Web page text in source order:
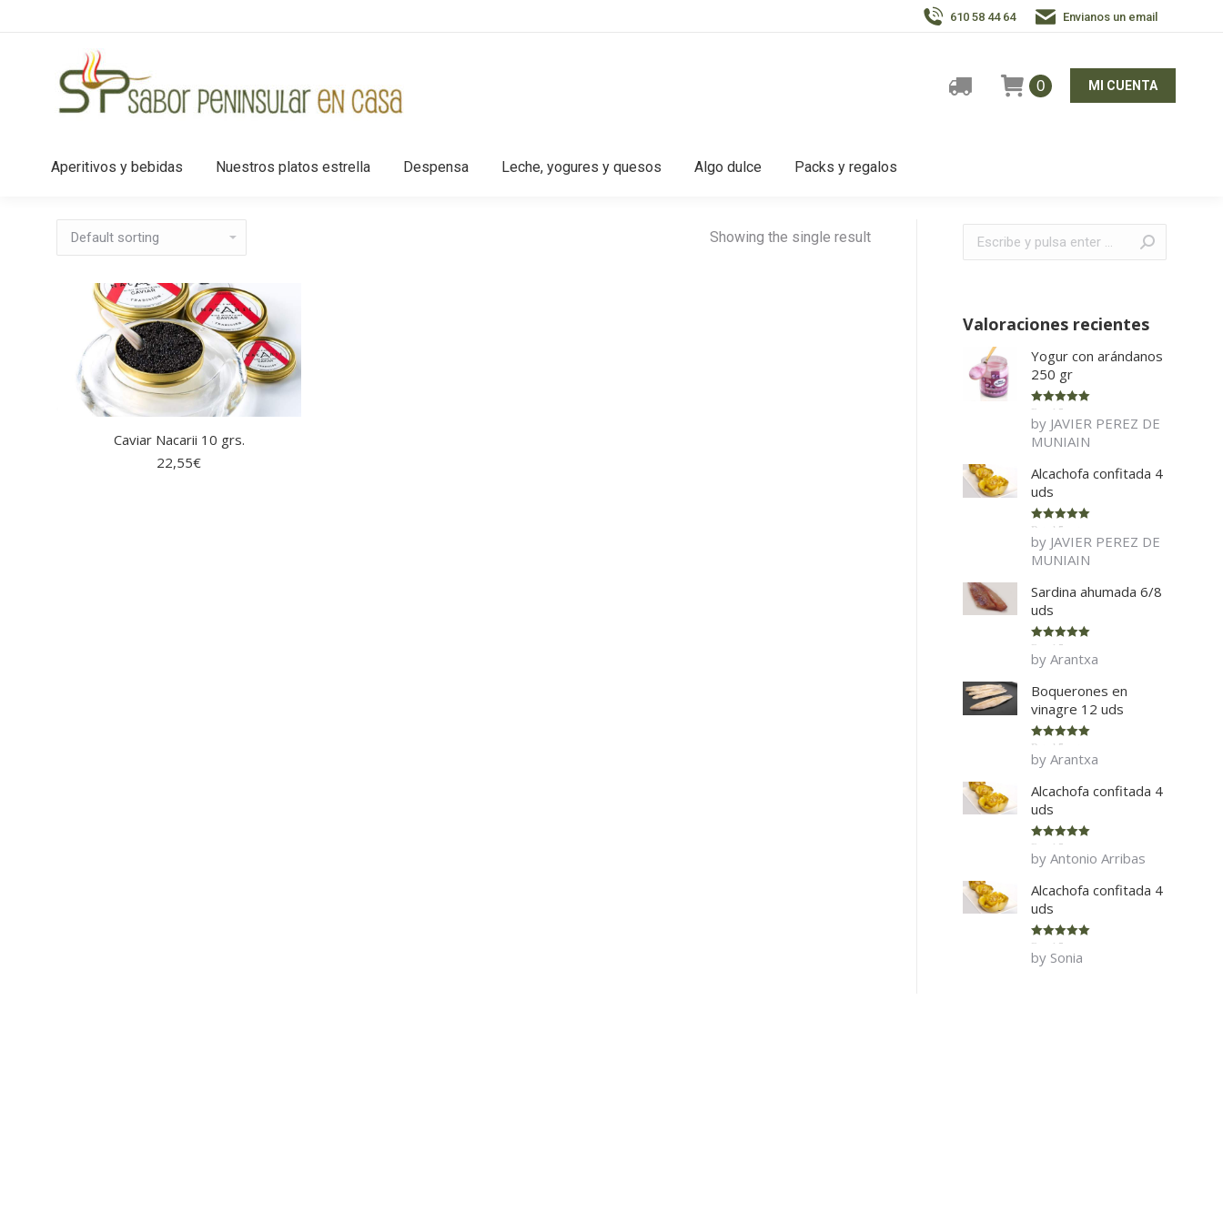
610 58 44 64 Envianos un email
0 MI CUENTA
Aperitivos y bebidas Nuestros platos estrella Despensa Leche, yogures y quesos Algo dulce Packs y regalos
Showing the single result
Caviar Nacarii 10 grs.
22,55€
Buscar:
Valoraciones recientes
Yogur con arándanos
250 gr
Rated 5
of 5
by JAVIER PEREZ DE
MUNIAIN
Alcachofa confitada 4
uds
Rated 5
of 5
by JAVIER PEREZ DE
MUNIAIN
Sardina ahumada 6/8
uds
Rated 5
of 5
by Arantxa
Boquerones en
vinagre 12 uds
Rated 5
of 5
by Arantxa
Alcachofa confitada 4
uds
Rated 5
of 5
by Antonio Arribas
Alcachofa confitada 4
uds
Rated 5
of 5
by Sonia